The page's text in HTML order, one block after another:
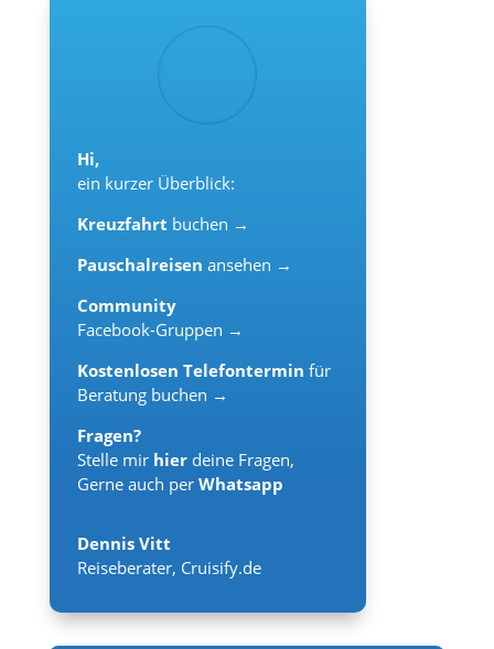
Hi,
ein kurzer Überblick:
Kreuzfahrt buchen →
Pauschalreisen ansehen →
Community
Facebook-Gruppen →
Kostenlosen Telefontermin für
Beratung buchen →
Fragen?
Stelle mir hier deine Fragen,
Gerne auch per Whatsapp
Dennis Vitt
Reiseberater, Cruisify.de